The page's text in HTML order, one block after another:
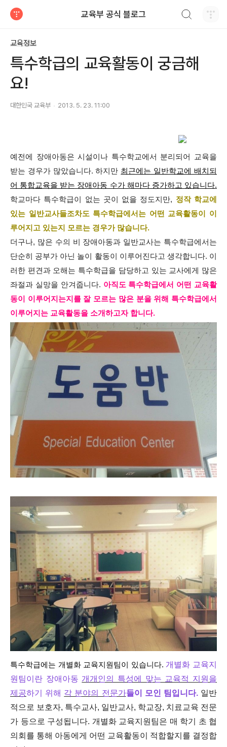
교육부 공식 블로그
교육정보
특수학급의 교육활동이 궁금해
요!
대한민국 교육부 2013. 5. 23. 11:00
예전에 장애아동은 시설이나 특수학교에서 분리되어 교육을
받는 경우가 많았습니다. 하지만 최근에는 일반학교에 배치되
어 통합교육을 받는 장애아동 수가 해마다 증가하고 있습니다.
학교마다 특수학급이 없는 곳이 없을 정도지만, 정작 학교에
있는 일반교사들조차도 특수학급에서는 어떤 교육활동이 이
루어지고 있는지 모르는 경우가 많습니다.
더구나, 많은 수의 비 장애아동과 일반교사는 특수학급에서는
단순히 공부가 아닌 놀이 활동이 이루어진다고 생각합니다. 이
러한 편견과 오해는 특수학급을 담당하고 있는 교사에게 많은
좌절과 실망을 안겨줍니다. 아직도 특수학급에서 어떤 교육활
동이 이루어지는지를 잘 모르는 많은 분을 위해 특수학급에서
이루어지는 교육활동을 소개하고자 합니다.
특수학급에는 개별화 교육지원팀이 있습니다. 개별화 교육지
원팀이란 장애아동 개개인의 특성에 맞는 교육적 지원을
제공하기 위해 각 분야의 전문가들이 모인 팀입니다.일반
적으로 보호자, 특수교사, 일반교사, 학교장, 치료교육 전문
가 등으로 구성됩니다. 개별화 교육지원팀은 매 학기 초 협
의회를 통해 아동에게 어떤 교육활동이 적합할지를 결정합